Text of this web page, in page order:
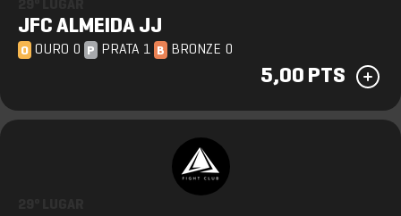
JFC ALMEIDA JJ
O OURO 0 P PRATA 1 B BRONZE 0
5,00 PTS